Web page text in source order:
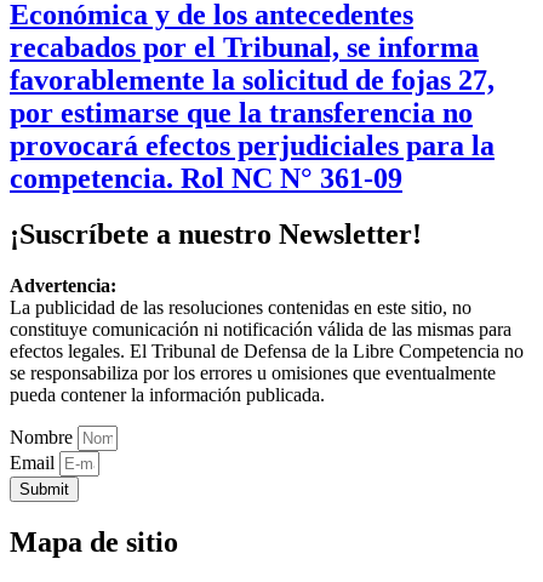
Económica y de los antecedentes
recabados por el Tribunal, se informa
favorablemente la solicitud de fojas 27,
por estimarse que la transferencia no
provocará efectos perjudiciales para la
competencia. Rol NC N° 361-09
¡Suscríbete a nuestro Newsletter!
Advertencia:
La publicidad de las resoluciones contenidas en este sitio, no
constituye comunicación ni notificación válida de las mismas para
efectos legales. El Tribunal de Defensa de la Libre Competencia no
se responsabiliza por los errores u omisiones que eventualmente
pueda contener la información publicada.
Nombre
Email
Submit
Mapa de sitio